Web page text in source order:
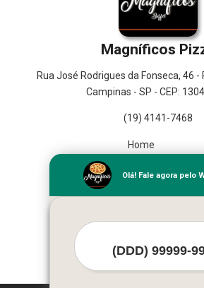
Magníficos
Rua José Rodrigues da Fonseca, 46
Campinas - SP - CEP:
(19) 4141-7468
Home
Missão
Olá! Fale agora pelo